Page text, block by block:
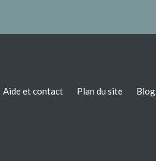
Aide et contact Plan du site Blog